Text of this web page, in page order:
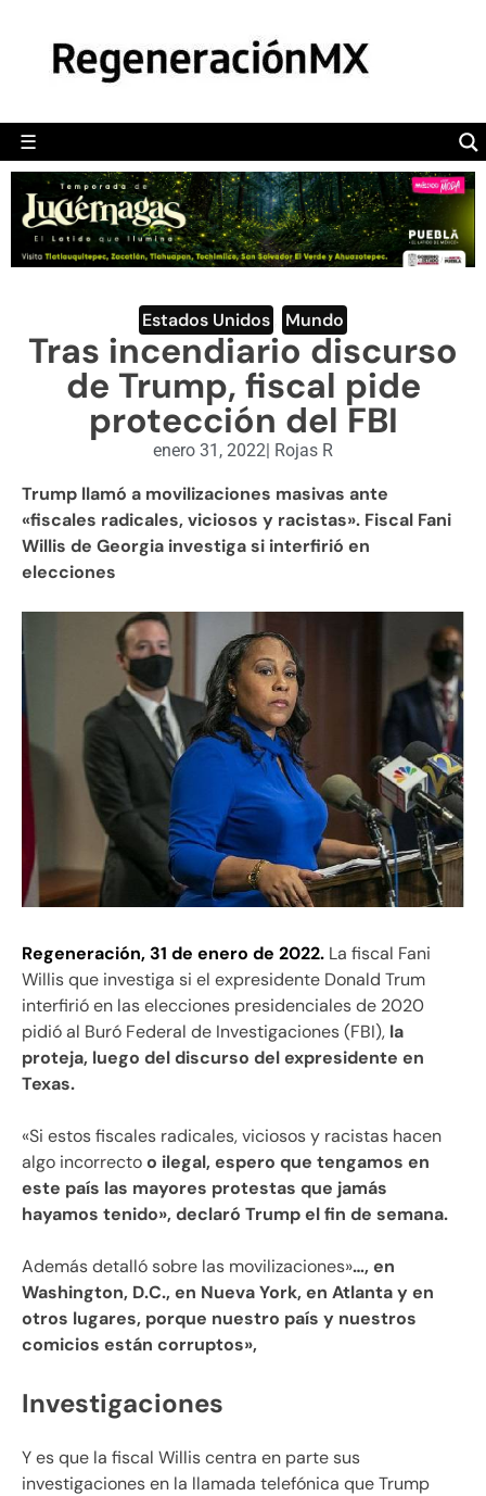
☰
POLÍTICA
CAMALEÓN
OPINIÓN
DEPORTES
ENGLISH SECTION
VIDEOS
Estados Unidos Mundo
Tras incendiario discurso
de Trump, fiscal pide
protección del FBI
enero 31, 2022| Rojas R
Trump llamó a movilizaciones masivas ante
«fiscales radicales, viciosos y racistas». Fiscal Fani
Willis de Georgia investiga si interfirió en
elecciones
Regeneración, 31 de enero de 2022. La fiscal Fani
Willis que investiga si el expresidente Donald Trum
interfirió en las elecciones presidenciales de 2020
pidió al Buró Federal de Investigaciones (FBI), la
proteja, luego del discurso del expresidente en
Texas.
«Si estos fiscales radicales, viciosos y racistas hacen
algo incorrectoo ilegal, espero que tengamos en
este país las mayores protestas que jamás
hayamos tenido», declaró Trump el fin de semana.
Además detalló sobre las movilizaciones»…, en
Washington, D.C., en Nueva York, en Atlanta y en
otros lugares, porque nuestro país y nuestros
comicios están corruptos»,
Investigaciones
Y es que la fiscal Willis centra en parte sus
investigaciones en la llamada telefónica que Trump